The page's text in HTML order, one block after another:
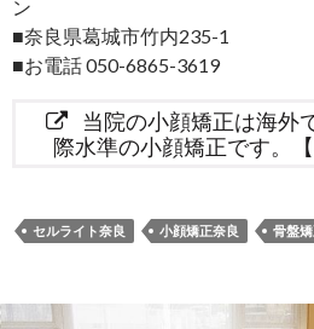
ン
■奈良県葛城市竹内235-1
■お電話 050-6865-3619
当院の小顔矯正は海外
際水準の小顔矯正です。
セルライト奈良 小顔矯正奈良 骨盤